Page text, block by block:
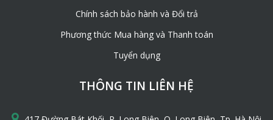
Chính sách bảo hành và Đổi trả
Phương thức Mua hàng và Thanh toán
Tuyển dụng
THÔNG TIN LIÊN HỆ